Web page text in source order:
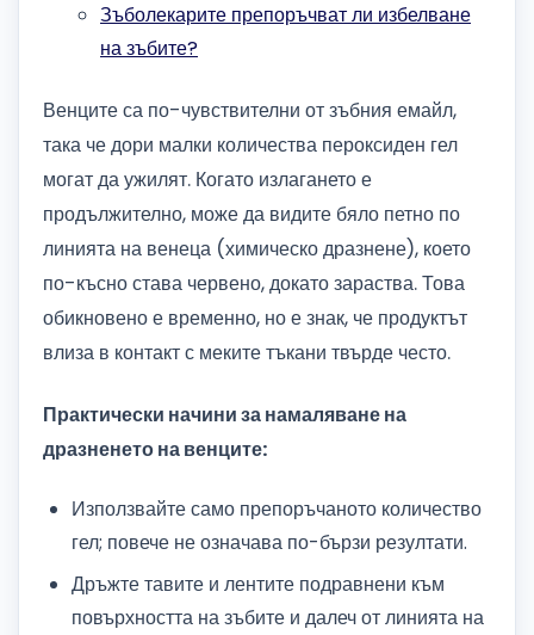
Зъболекарите препоръчват ли избелване
на зъбите?
Венците са по-чувствителни от зъбния емайл,
така че дори малки количества пероксиден гел
могат да ужилят. Когато излагането е
продължително, може да видите бяло петно ​​по
линията на венеца (химическо дразнене), което
по-късно става червено, докато зараства. Това
обикновено е временно, но е знак, че продуктът
влиза в контакт с меките тъкани твърде често.
Практически начини за намаляване на
дразненето на венците:
Използвайте само препоръчаното количество
гел; повече не означава по-бързи резултати.
Дръжте тавите и лентите подравнени към
повърхността на зъбите и далеч от линията на